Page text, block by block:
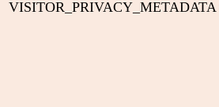
VISITOR_PRIVACY_METADATA